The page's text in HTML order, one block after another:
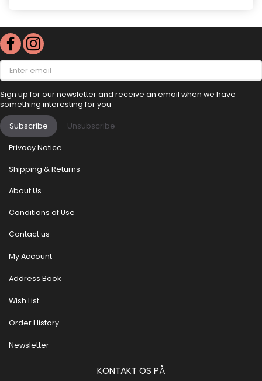
Enter
email
Sign up for our newsletter and receive an email when we have
something interesting for you
Subscribe Unsubscribe
Privacy Notice
Shipping & Returns
About Us
Conditions of Use
Contact us
My Account
Address Book
Wish List
Order History
Newsletter
KONTAKT OS PÅ